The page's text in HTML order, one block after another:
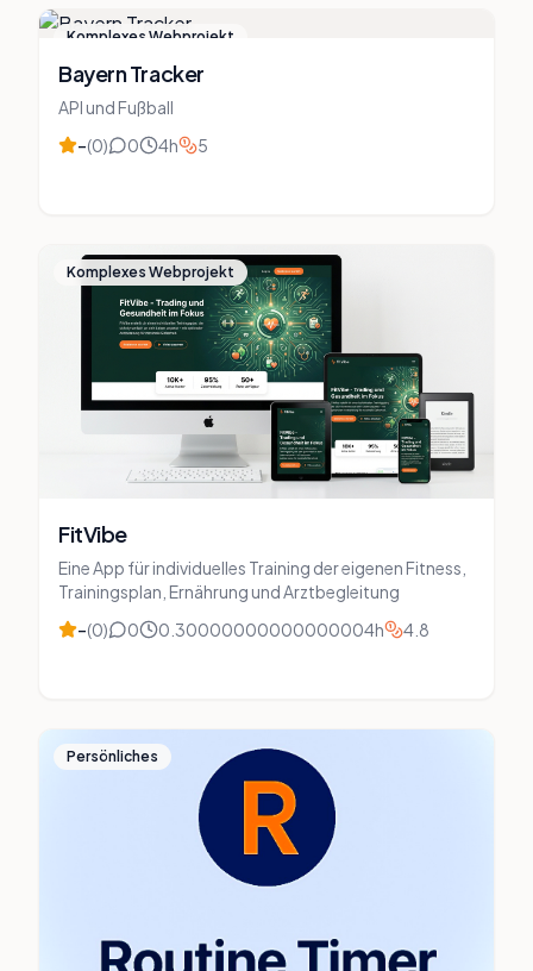
Komplexes Webprojekt
Bayern Tracker
API und Fußball
–(0) 0 4h 5
Komplexes Webprojekt
FitVibe
Eine App für individuelles Training der eigenen Fitness,
Trainingsplan, Ernährung und Arztbegleitung
–(0) 0 0.30000000000000004h 4.8
Persönliches